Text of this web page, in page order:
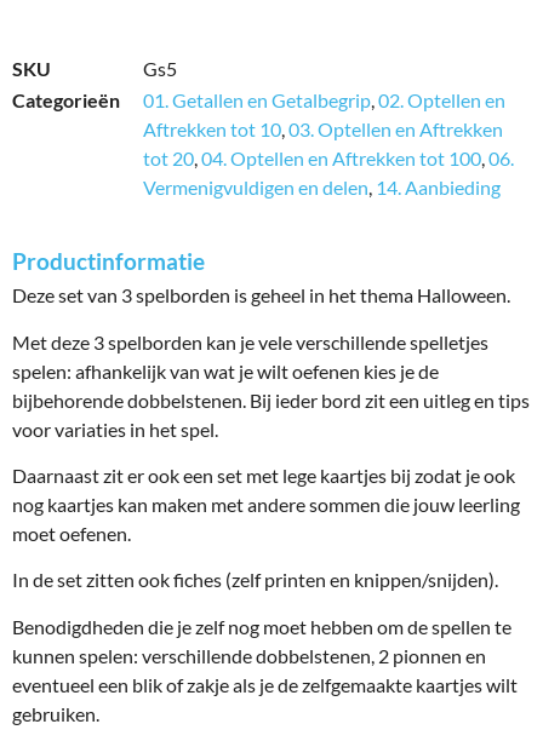
SKU
Gs5
Categorieën
01. Getallen en Getalbegrip,02. Optellen en
Aftrekken tot 10,03. Optellen en Aftrekken
tot 20,04. Optellen en Aftrekken tot 100,06.
Vermenigvuldigen en delen, 14. Aanbieding
Productinformatie
Deze set van 3 spelborden is geheel in het thema Halloween.
Met deze 3 spelborden kan je vele verschillende spelletjes
spelen: afhankelijk van wat je wilt oefenen kies je de
bijbehorende dobbelstenen. Bij ieder bord zit een uitleg en tips
voor variaties in het spel.
Daarnaast zit er ook een set met lege kaartjes bij zodat je ook
nog kaartjes kan maken met andere sommen die jouw leerling
moet oefenen.
In de set zitten ook fiches (zelf printen en knippen/snijden).
Benodigdheden die je zelf nog moet hebben om de spellen te
kunnen spelen: verschillende dobbelstenen, 2 pionnen en
eventueel een blik of zakje als je de zelfgemaakte kaartjes wilt
gebruiken.